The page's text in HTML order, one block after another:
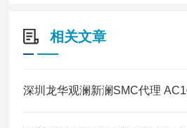
相关文章